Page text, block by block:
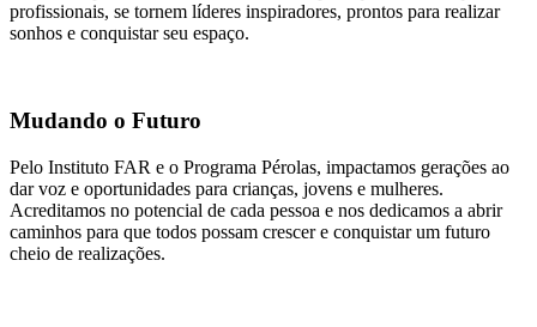
profissionais, se tornem líderes inspiradores, prontos para realizar
sonhos e conquistar seu espaço.
Mudando o Futuro
Pelo Instituto FAR e o Programa Pérolas, impactamos gerações ao
dar voz e oportunidades para crianças, jovens e mulheres.
Acreditamos no potencial de cada pessoa e nos dedicamos a abrir
caminhos para que todos possam crescer e conquistar um futuro
cheio de realizações.